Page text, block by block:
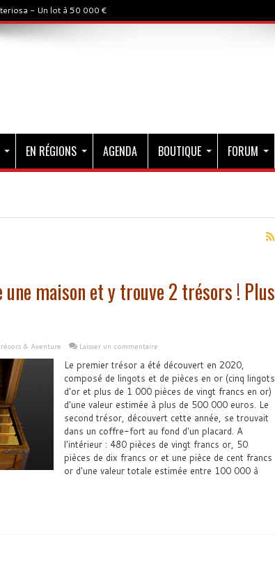
- Un lot à 50 000 €
EN RÉGIONS AGENDA BOUTIQUE FORUM
maison et y trouve 2 trésors ! Plus
& Aventure Laisser un commentaire
Le premier trésor a été découvert en 2020,
composé de lingots et de pièces en or (cinq lingots
d'or et plus de 1 000 pièces de vingt francs en or)
d'une valeur estimée à plus de 500 000 euros. Le
second trésor, découvert cette année, se trouvait
dans un coffre-fort au fond d'un placard. A
l'intérieur : 480 pièces de vingt francs or, 50
pièces de dix francs or et une pièce de cent francs
or d'une valeur totale estimée entre 100 000 à